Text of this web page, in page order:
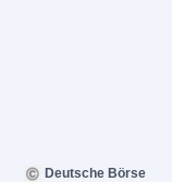
Deutsche Börse